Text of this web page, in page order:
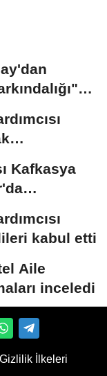
Kafkasya
kabul etti
Aile
inceledi
Gizlilik İlkeleri